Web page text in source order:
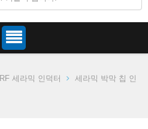
RF 세라믹 인덕터
세라믹 박막 칩 인